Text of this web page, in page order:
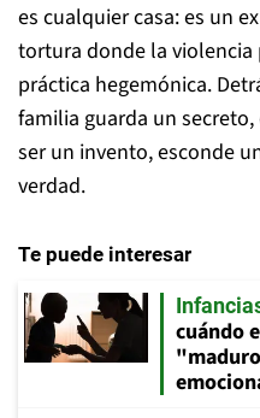
es cualquier casa: es un
tortura donde la violencia
práctica hegemónica.
familia guarda un
ser un invento, esconde
verdad.
Te puede interesar
cuándo